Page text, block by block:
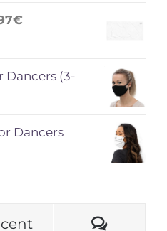
€
Dancers (3-
Dancers